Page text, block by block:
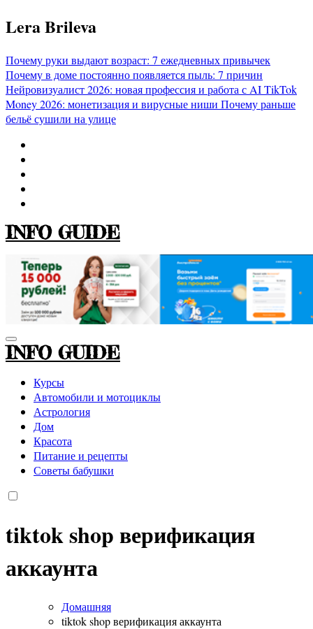
Перейти
к
Lera Brileva
Почему руки выдают возраст: 7 ежедневных привычек
Почему в доме постоянно появляется пыль: 7 причин
Нейровизуалист 2026: новая профессия и работа с AITikTok
Money 2026: монетизация и вирусные ниши Почему раньше
бельё сушили на улице
INFO GUIDE
INFO GUIDE
Курсы
Автомобили и мотоциклы
Астрология
Дом
Красота
Питание и рецепты
Советы бабушки
tiktok shop верификация
аккаунта
Домашняя
tiktok shop верификация аккаунта